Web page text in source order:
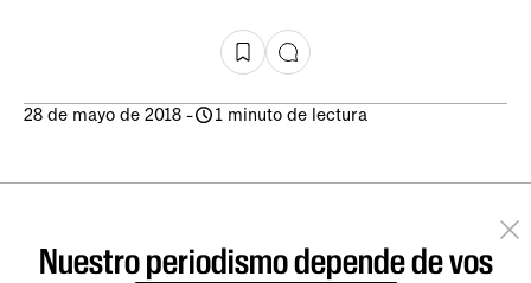
28 de mayo de 2018 - 1 minuto de lectura
Nuestro periodismo depende de vos